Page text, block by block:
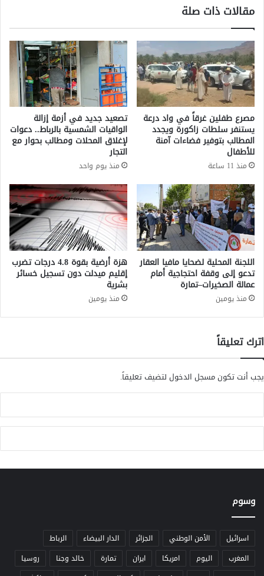
ع
ه
ف
ي
ق
ض
ي
ة
ا
س
ت
غ
ل
ا
ل
ا
ل
ق
ا
ص
ر
ي
ن
ن
ي
ا
س
ي
ن
ئ
ع
ا
ه
ل
ب
ر
ي
ط
ا
ن
ي
ا
ب
م
ن
ا
س
ب
ة
ي
د
م
ي
ا
د
مقالات ذات صلة
مصرع طفلين غرقاً في واد درعة
يستنفر سلطات زاكورة ويجدد
المطالب بتوفير فضاءات آمنة
للأطفال
منذ 11 ساعة
تصعيد جديد في أزمة إزالة
الواقيات الشمسية بالرباط.. دعوات
لإغلاق المحلات ومطالب بحوار مع
التجار
منذ يوم واحد
اللجنة المحلية لضحايا مافيا العقار
تدعو إلى وقفة احتجاجية أمام
عمالة الصخيرات–تمارة
منذ يومين
هزة أرضية بقوة 4.8 درجات تضرب
إقليم ميدلت دون تسجيل خسائر
بشرية
منذ يومين
اترك تعليقاً
يجب أنت تكونمسجل الدخول لتضيف تعليقاً.
وسوم
اسرائيل الأمن الوطني الجزائر الدار البيضاء
الرباط
المغرب
اليوم امريكا ايران تمارة خالد وجنا
روسيا